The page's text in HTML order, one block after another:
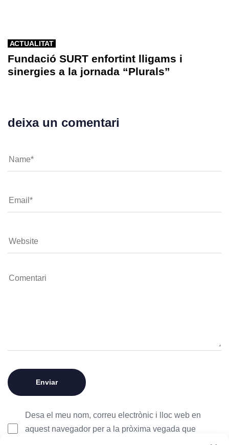
ACTUALITAT
Fundació SURT enfortint lligams i
sinergies a la jornada “Plurals”
deixa un comentari
Desa el meu nom, correu electrònic i lloc web en
aquest navegador per a la pròxima vegada que